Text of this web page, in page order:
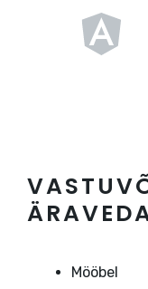
Mööbel